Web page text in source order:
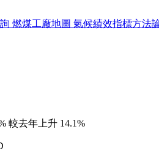
燃煤工廠地圖 氣候績效指標方法
較去年上升 14.1%